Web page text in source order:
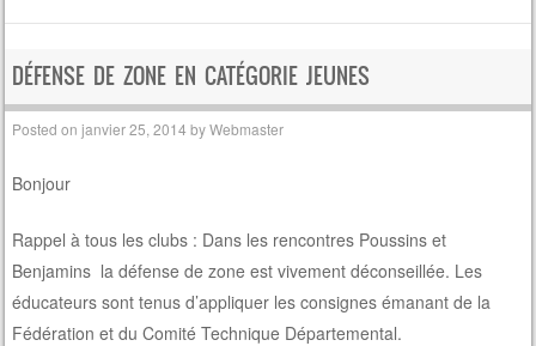
DÉFENSE DE ZONE EN CATÉGORIE JEUNES
Posted onjanvier 25, 2014 byWebmaster
Bonjour
Rappel à tous les clubs : Dans les rencontres Poussins et
Benjamins la défense de zone est vivement déconseillée. Les
éducateurs sont tenus d’appliquer les consignes émanant de la
Fédération et du Comité Technique Départemental.